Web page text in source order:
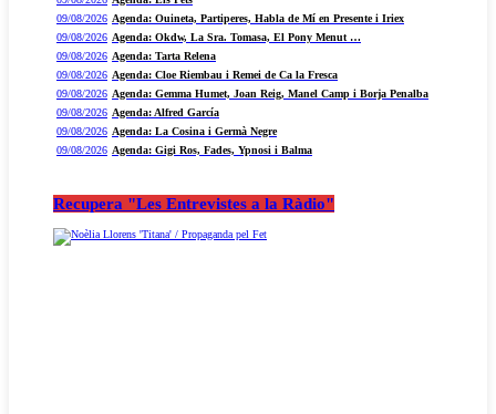
09/08/2026 Agenda: Ouineta, Partiperes, Habla de Mí en Presente i Iriex
09/08/2026 Agenda: Okdw, La Sra. Tomasa, El Pony Menut …
09/08/2026 Agenda: Tarta Relena
09/08/2026 Agenda: Cloe Riembau i Remei de Ca la Fresca
09/08/2026 Agenda: Gemma Humet, Joan Reig, Manel Camp i Borja Penalba
09/08/2026 Agenda: Alfred García
09/08/2026 Agenda: La Cosina i Germà Negre
09/08/2026 Agenda: Gigi Ros, Fades, Ypnosi i Balma
Recupera "Les Entrevistes a la Ràdio"